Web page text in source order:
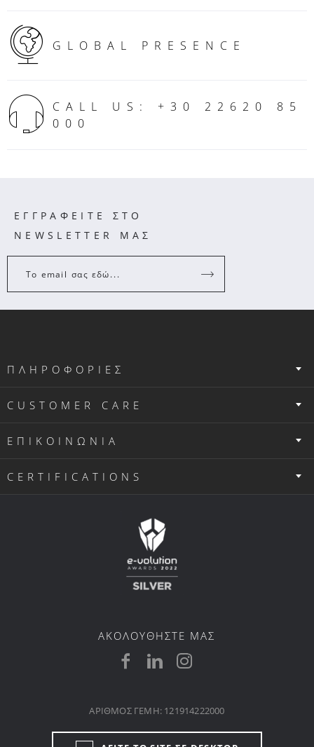
GLOBAL PRESENCE
CALL US: +30 22620 85
000
ΕΓΓΡΑΦΕΙΤΕ ΣΤΟ
NEWSLETTER ΜΑΣ
Το email σας εδώ...
ΠΛΗΡΟΦΟΡΙΕΣ
CUSTOMER CARE
ΕΠΙΚΟΙΝΩΝΙΑ
CERTIFICATIONS
ΑΚΟΛΟΥΘΗΣΤΕ ΜΑΣ
ΑΡΙΘΜΟΣ ΓΕΜΗ: 121914222000